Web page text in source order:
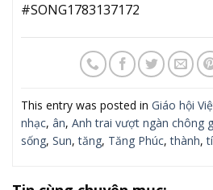
#SONG1783137172
This entry was posted in Giáo hội
nhạc, ân, Anh trai vượt ngàn chông
sống, Sun,tăng, Tăng Phúc,thành,